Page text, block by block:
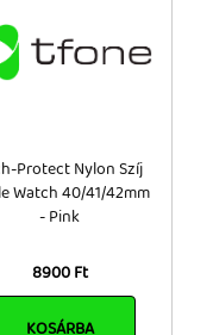
Protect Nylon Szíj
Watch 40/41/42mm
- Pink
8900 Ft
KOSÁRBA